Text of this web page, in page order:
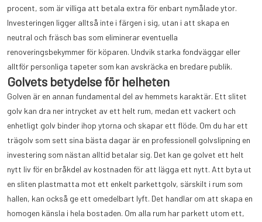
procent, som är villiga att betala extra för enbart nymålade ytor.
Investeringen ligger alltså inte i färgen i sig, utan i att skapa en
neutral och fräsch bas som eliminerar eventuella
renoveringsbekymmer för köparen. Undvik starka fondväggar eller
alltför personliga tapeter som kan avskräcka en bredare publik.
Golvets betydelse för helheten
Golven är en annan fundamental del av hemmets karaktär. Ett slitet
golv kan dra ner intrycket av ett helt rum, medan ett vackert och
enhetligt golv binder ihop ytorna och skapar ett flöde. Om du har ett
trägolv som sett sina bästa dagar är en professionell golvslipning en
investering som nästan alltid betalar sig. Det kan ge golvet ett helt
nytt liv för en bråkdel av kostnaden för att lägga ett nytt. Att byta ut
en sliten plastmatta mot ett enkelt parkettgolv, särskilt i rum som
hallen, kan också ge ett omedelbart lyft. Det handlar om att skapa en
homogen känsla i hela bostaden. Om alla rum har parkett utom ett,